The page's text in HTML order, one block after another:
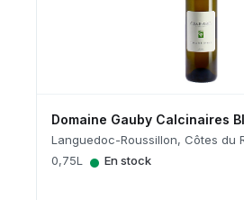
Domaine Gauby Calcinaires
Languedoc-Roussillon, Côtes du
0,75L
• En stock